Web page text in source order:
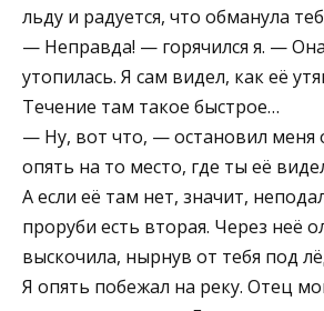
льду и радуется, что обманула
— Неправда! — горячился я. —
утопилась. Я сам видел, как её
Течение там такое быстрое…
— Ну, вот что, — остановил меня
опять на то место, где ты её
А если её там нет, значит,
проруби есть вторая. Через неё
выскочила, нырнув от тебя под
Я опять побежал на реку. Отец